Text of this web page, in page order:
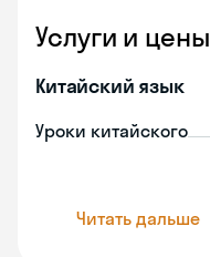
Услуги и цены
Китайский язык
Уроки китайского
Читать дальше